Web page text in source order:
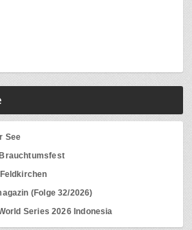
See
(Folge 32/2026)
Series 2026 Indonesia